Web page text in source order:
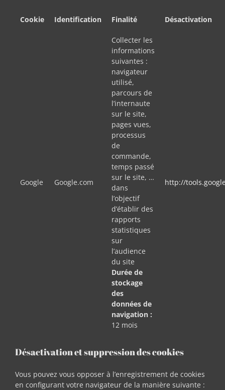
Cookie Identification Finalité Désactivation
Google Google.com
Collecter les
informations
suivantes :
navigateur
utilisé,
parcours de
l’internaute
sur le site,
pages vues,
processus
de
commande,
temps passé
sur le site, …
dans
l’objectif
d’établir des
rapports
statistiques
sur
l’audience
du site
Durée de
stockage
des
données de
navigation :
12 mois
http://
Désactivation et suppression des cookies
Vous pouvez vous opposer à l’enregistrement de cookies
en configurant votre navigateur de la manière suivante :